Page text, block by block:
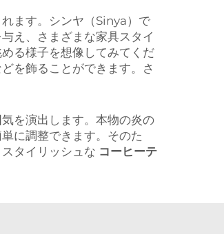
ます。シンヤ（Sinya）で
え、さまざまな家具スタイ
る様子を想像してみてくだ
を飾ることができます。さ
を演出します。本物の炎の
に調整できます。そのた
タイリッシュな コーヒーテ